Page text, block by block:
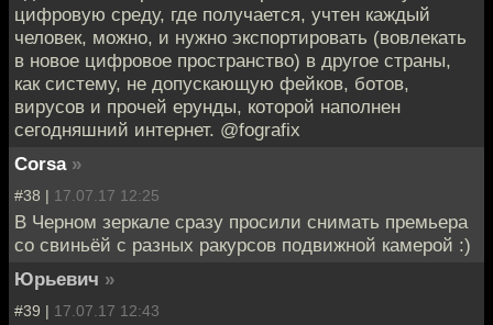
цифровую среду, где получается, учтен каждый
человек, можно, и нужно экспортировать (вовлекать
в новое цифровое пространство) в другое страны,
как систему, не допускающую фейков, ботов,
вирусов и прочей ерунды, которой наполнен
сегодняшний интернет. @fografix
Corsa »
#38 | 17.07.17 12:25
В Черном зеркале сразу просили снимать премьера
со свиньёй с разных ракурсов подвижной камерой :)
Юрьевич »
#39 | 17.07.17 12:43